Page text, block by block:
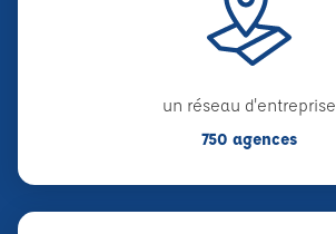
un réseau d'entreprise
750 agences